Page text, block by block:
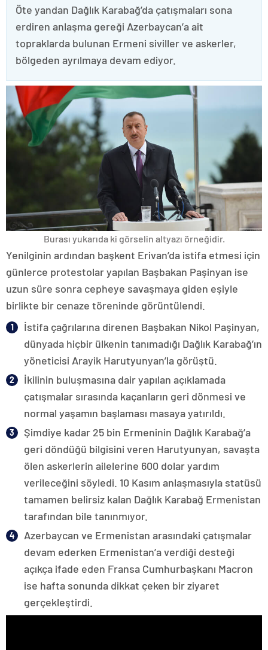
Öte yandan Dağlık Karabağ’da çatışmaları sona
erdiren anlaşma gereği Azerbaycan’a ait
topraklarda bulunan Ermeni siviller ve askerler,
bölgeden ayrılmaya devam ediyor.
Burası yukarıda ki görselin altyazı örneğidir.
Yenilginin ardından başkent Erivan’da istifa etmesi için
günlerce protestolar yapılan Başbakan Paşinyan ise
uzun süre sonra cepheye savaşmaya giden eşiyle
birlikte bir cenaze töreninde görüntülendi.
İstifa çağrılarına direnen Başbakan Nikol Paşinyan,
dünyada hiçbir ülkenin tanımadığı Dağlık Karabağ’ın
yöneticisi Arayik Harutyunyan’la görüştü.
İkilinin buluşmasına dair yapılan açıklamada
çatışmalar sırasında kaçanların geri dönmesi ve
normal yaşamın başlaması masaya yatırıldı.
Şimdiye kadar 25 bin Ermeninin Dağlık Karabağ’a
geri döndüğü bilgisini veren Harutyunyan, savaşta
ölen askerlerin ailelerine 600 dolar yardım
verileceğini söyledi. 10 Kasım anlaşmasıyla statüsü
tamamen belirsiz kalan Dağlık Karabağ Ermenistan
tarafından bile tanınmıyor.
Azerbaycan ve Ermenistan arasındaki çatışmalar
devam ederken Ermenistan’a verdiği desteği
açıkça ifade eden Fransa Cumhurbaşkanı Macron
ise hafta sonunda dikkat çeken bir ziyaret
gerçekleştirdi.